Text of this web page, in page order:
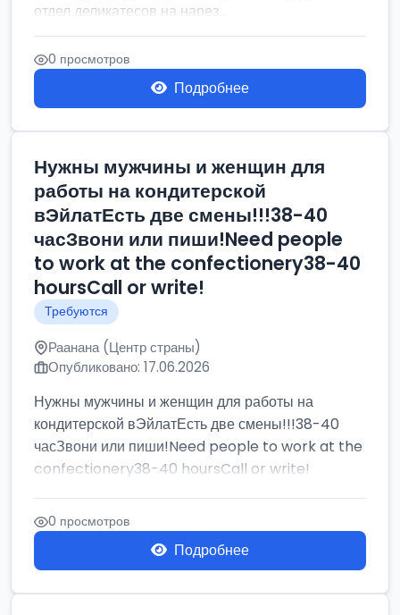
отдел деликатесов на нарез...
0 просмотров
Подробнее
Нужны мужчины и женщин для
работы на кондитерской
вЭйлатЕсть две смены!!!38-40
часЗвони или пиши!Need people
to work at the confectionery38-40
hoursCall or write!
Требуются
Раанана (Центр страны)
Опубликовано: 17.06.2026
Нужны мужчины и женщин для работы на
кондитерской вЭйлатЕсть две смены!!!38-40
часЗвони или пиши!Need people to work at the
confectionery38-40 hoursCall or write!
0 просмотров
Подробнее